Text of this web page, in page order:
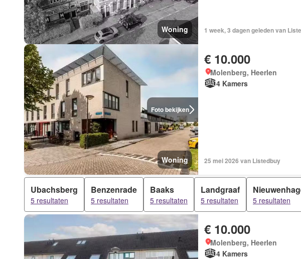
Woning 1 week, 3 dagen geleden van
Foto bekijken
Woning
€ 10.000
Molenberg, Heerlen
4 Kamers
25 mei 2026 van Listedbuy
Ubachsberg
5 resultaten
Benzenrade
5 resultaten
Baaks
5 resultaten
Landgraaf
5 resultaten 5 resultaten
€ 10.000
Molenberg, Heerlen
4 Kamers